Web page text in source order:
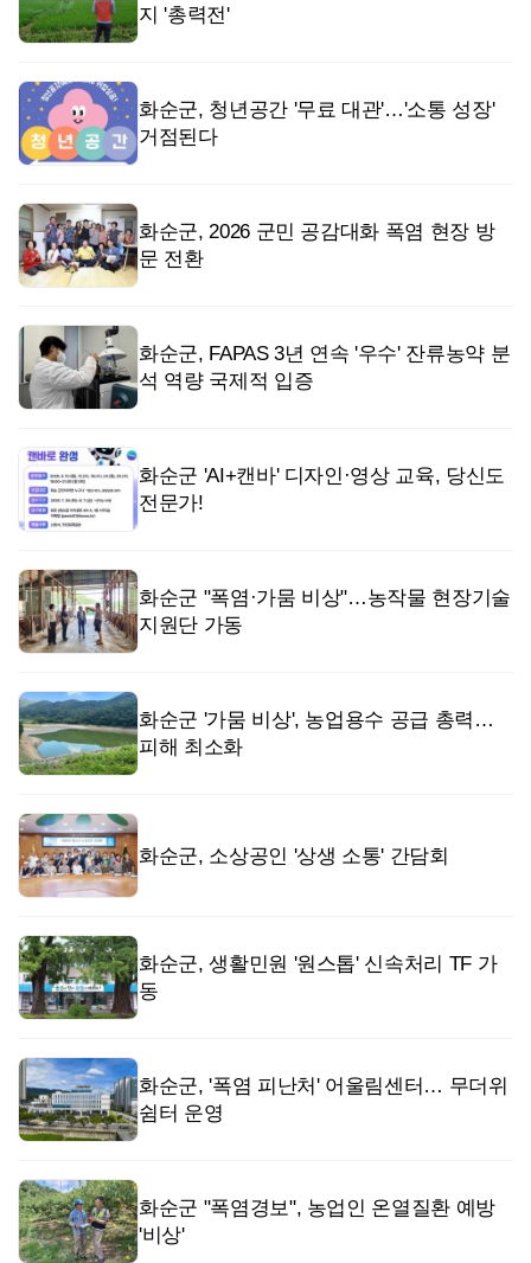
지 '총력전'
화순군, 청년공간 '무료 대관'…'소통 성장'
거점된다
화순군, 2026 군민 공감대화 폭염 현장 방
문 전환
화순군, FAPAS 3년 연속 '우수' 잔류농약 분
석 역량 국제적 입증
화순군 'AI+캔바' 디자인·영상 교육, 당신도
전문가!
화순군 "폭염·가뭄 비상"…농작물 현장기술
지원단 가동
화순군 '가뭄 비상', 농업용수 공급 총력…
피해 최소화
화순군, 소상공인 '상생 소통' 간담회
화순군, 생활민원 '원스톱' 신속처리 TF 가
동
화순군, '폭염 피난처' 어울림센터… 무더위
쉼터 운영
화순군 "폭염경보", 농업인 온열질환 예방
'비상'